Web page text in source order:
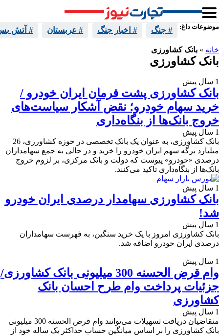
موضوعات داغ: # جنگ # اخبار جنگ # عربستان # آتش بس
خانه » بانک کشاورزی
بانک کشاورزی
1 سال پیش
بانک کشاورزی پشت فرمان ایران خودرو /
خرید سهام خودرو؛ نقض آشکار سیاست‌های
خروج بانک‌ها از بنگاه‌داری
1 سال پیش
بانک کشاورزی، به عنوان یک بانک تخصصی در حوزه کشاورزی، 26
میلیارد برگه سهم ایران خودرو را خرید و در حالی به جمع سهامداران
درصدی «خودرو» پیوست که دولت و بانک مرکزی، بر لزوم خروج
بانک‌ها از بنگاه‌داری تاکید می‌کنند.
1 سال پیش
بانک کشاورزی سهامدار درصدی ایران خودرو
شد!
1 سال پیش
بانک کشاورزی امروز با یک خرید سنگین، به فهرست سهامداران
درصدی ایران خودرو اضافه شد.
1 سال پیش
وام قرض الحسنه 300 میلیونی بانک کشاورزی/
جزئیات پرداخت وام طرح احسان بانک
کشاورزی
1 سال پیش
متقاضیان دریافت تسهیلات می‌توانند وام قرض الحسنه 300 میلیونی
بانک کشاورزی را بر اساس میانگین حساب حداکثر یک ساله خود از